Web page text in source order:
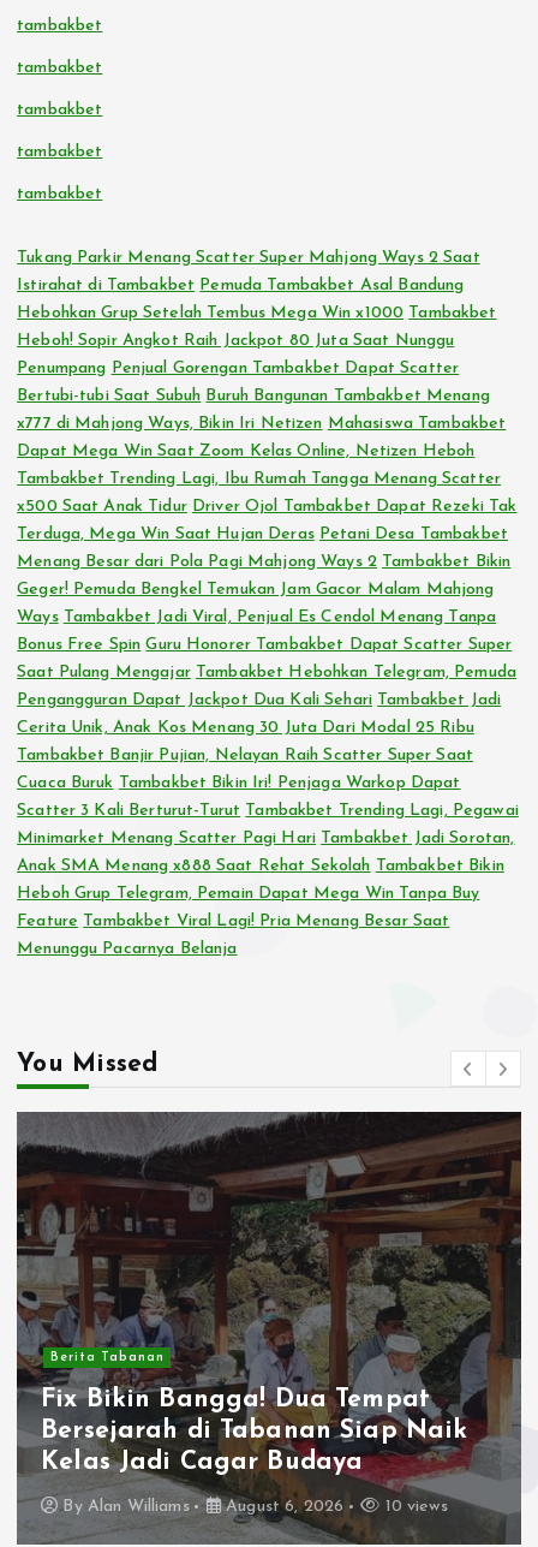
tambakbet
tambakbet
tambakbet
tambakbet
tambakbet
Tukang Parkir Menang Scatter Super Mahjong Ways 2 Saat
Istirahat di Tambakbet Pemuda Tambakbet Asal Bandung
Hebohkan Grup Setelah Tembus Mega Win x1000 Tambakbet
Heboh! Sopir Angkot Raih Jackpot 80 Juta Saat Nunggu
Penumpang Penjual Gorengan Tambakbet Dapat Scatter
Bertubi-tubi Saat Subuh Buruh Bangunan Tambakbet Menang
x777 di Mahjong Ways, Bikin Iri Netizen Mahasiswa Tambakbet
Dapat Mega Win Saat Zoom Kelas Online, Netizen Heboh
Tambakbet Trending Lagi, Ibu Rumah Tangga Menang Scatter
x500 Saat Anak Tidur Driver Ojol Tambakbet Dapat Rezeki Tak
Terduga, Mega Win Saat Hujan Deras Petani Desa Tambakbet
Menang Besar dari Pola Pagi Mahjong Ways 2 Tambakbet Bikin
Geger! Pemuda Bengkel Temukan Jam Gacor Malam Mahjong
Ways Tambakbet Jadi Viral, Penjual Es Cendol Menang Tanpa
Bonus Free Spin Guru Honorer Tambakbet Dapat Scatter Super
Saat Pulang Mengajar Tambakbet Hebohkan Telegram, Pemuda
Pengangguran Dapat Jackpot Dua Kali Sehari Tambakbet Jadi
Cerita Unik, Anak Kos Menang 30 Juta Dari Modal 25 Ribu
Tambakbet Banjir Pujian, Nelayan Raih Scatter Super Saat
Cuaca Buruk Tambakbet Bikin Iri! Penjaga Warkop Dapat
Scatter 3 Kali Berturut-Turut Tambakbet Trending Lagi, Pegawai
Minimarket Menang Scatter Pagi Hari Tambakbet Jadi Sorotan,
Anak SMA Menang x888 Saat Rehat Sekolah Tambakbet Bikin
Heboh Grup Telegram, Pemain Dapat Mega Win Tanpa Buy
Feature Tambakbet Viral Lagi! Pria Menang Besar Saat
Menunggu Pacarnya Belanja
You Missed
Berita Tabanan
Fix Bikin Bangga! Dua Tempat
Bersejarah di Tabanan Siap Naik
Kelas Jadi Cagar Budaya
By Alan Williams August 6, 2026 10 views